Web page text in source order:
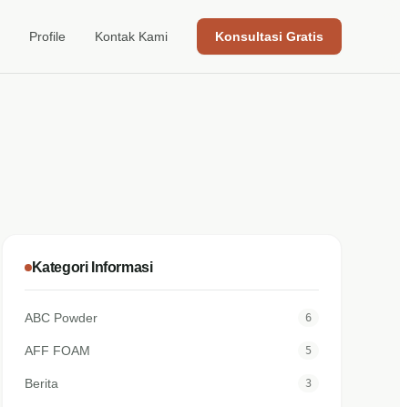
Profile Kontak Kami Konsultasi Gratis
Kategori Informasi
ABC Powder 6
AFF FOAM 5
Berita 3